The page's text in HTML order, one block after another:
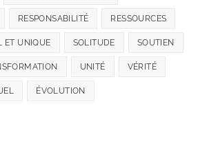
RESPONSABILITÉ RESSOURCES
ET UNIQUE SOLITUDE SOUTIEN
UNITÉ VÉRITÉ
ÉVOLUTION